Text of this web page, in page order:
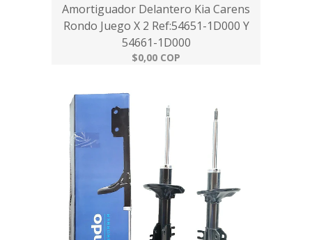
Amortiguador Delantero Kia Carens
Rondo Juego X 2 Ref:54651-1D000 Y
54661-1D000
$0,00 COP